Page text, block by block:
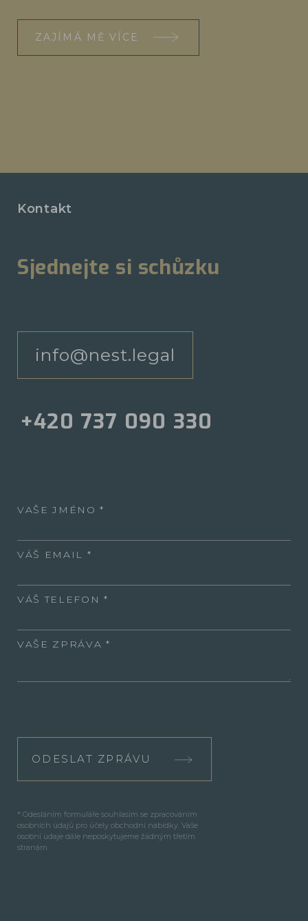
ZAJÍMÁ MĚ VÍCE
Kontakt
Sjednejte si schůzku
info@nest.legal
+420 737 090 330
VAŠE JMÉNO
VÁŠ EMAIL
VÁŠ TELEFON
VAŠE ZPRÁVA
ODESLAT ZPRÁVU
* Odesláním formuláře souhlasím se zpracováním
osobních údajů pro účely obchodní nabídky. Vaše
osobní údaje dále neposkytujeme žádným třetím
stranám.